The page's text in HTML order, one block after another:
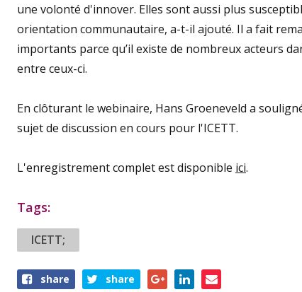
une volonté d'innover. Elles sont aussi plus
orientation communautaire, a-t-il ajouté. Il a fait
importants parce qu’il existe de nombreux acteurs
entre ceux-ci.
En clôturant le webinaire, Hans Groeneveld a
sujet de discussion en cours pour l'ICETT.
L'enregistrement complet est disponible ici.
Tags:
ICETT;
Shareshare share